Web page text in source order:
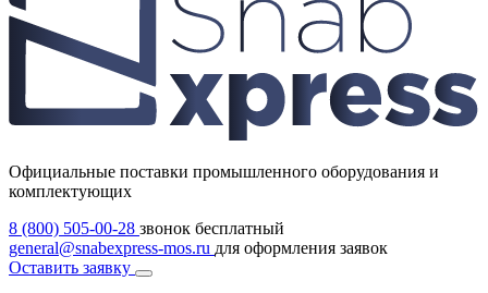
Официальные поставки промышленного оборудования и
комплектующих
8 (800) 505-00-28 звонок бесплатный
general@snabexpress-mos.ru для оформления заявок
Оставить заявку